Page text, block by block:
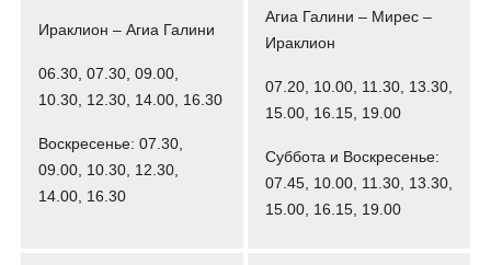
Ираклион – Агиа Галини
06.30, 07.30, 09.00,
10.30, 12.30, 14.00, 16.30
Воскресенье: 07.30,
09.00, 10.30, 12.30,
14.00, 16.30
Агиа Галини – Мирес –
Ираклион
07.20, 10.00, 11.30, 13.30,
15.00, 16.15, 19.00
Суббота и Воскресенье:
07.45, 10.00, 11.30, 13.30,
15.00, 16.15, 19.00